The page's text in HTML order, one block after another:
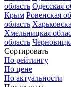
область Одесская
Крым Ровенская
область
Хмельницкая
область
Сортировать
По рейтингу
По цене
По актуальности